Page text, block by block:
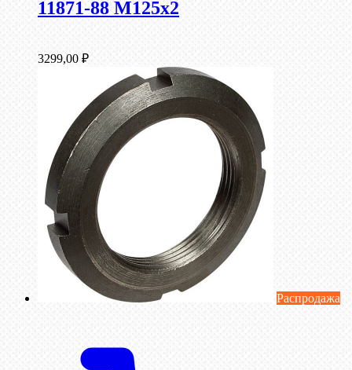
11871-88 М125х2
3299,00 ₽
Распродажа